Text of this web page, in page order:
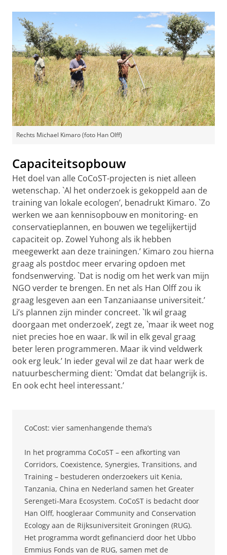
Rechts Michael Kimaro (foto Han Olff)
Capaciteitsopbouw
Het doel van alle CoCoST-projecten is niet alleen
wetenschap. `Al het onderzoek is gekoppeld aan de
training van lokale ecologen’, benadrukt Kimaro. `Zo
werken we aan kennisopbouw en monitoring- en
conservatieplannen, en bouwen we tegelijkertijd
capaciteit op. Zowel Yuhong als ik hebben
meegewerkt aan deze trainingen.’ Kimaro zou hierna
graag als postdoc meer ervaring opdoen met
fondsenwerving. `Dat is nodig om het werk van mijn
NGO verder te brengen. En net als Han Olff zou ik
graag lesgeven aan een Tanzaniaanse universiteit.’
Li’s plannen zijn minder concreet. `Ik wil graag
doorgaan met onderzoek’, zegt ze, `maar ik weet nog
niet precies hoe en waar. Ik wil in elk geval graag
beter leren programmeren. Maar ik vind veldwerk
ook erg leuk.’ In ieder geval wil ze dat haar werk de
natuurbescherming dient: `Omdat dat belangrijk is.
En ook echt heel interessant.’
CoCost: vier samenhangende thema’s
In het programma CoCoST – een afkorting van
Corridors, Coexistence, Synergies, Transitions, and
Training – bestuderen onderzoekers uit Kenia,
Tanzania, China en Nederland samen het Greater
Serengeti-Mara Ecosystem. CoCoST is bedacht door
Han Olff, hoogleraar Community and Conservation
Ecology aan de Rijksuniversiteit Groningen (RUG).
Het programma wordt gefinancierd door het Ubbo
Emmius Fonds van de RUG, samen met de